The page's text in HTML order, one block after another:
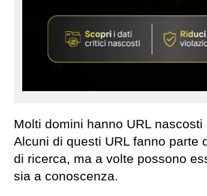
Molti domini hanno URL
Alcuni di questi URL fanno parte
di ricerca, ma a volte possono
sia a conoscenza.